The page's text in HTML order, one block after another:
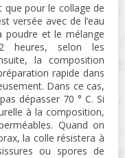
que pour le collage de
versée avec de l’eau
poudre et le mélange
heures, selon les
la composition
rapide dans
Dans ce cas,
dépasser 70 ° C. Si
à la composition,
Quand on
la colle résistera à
ou spores de